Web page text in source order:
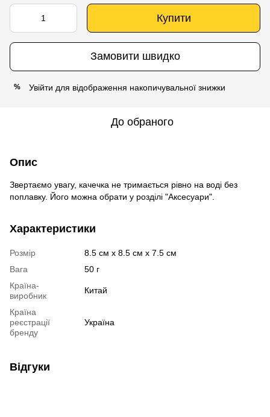
Купити
Замовити швидко
% Увійти для відображення накопичувальної знижки
До обраного
Опис
Звертаємо увагу, качечка не тримається рівно на воді без
поплавку. Його можна обрати у розділі "Аксесуари".
Характеристики
Розмір
8.5 см х 8.5 см х 7.5 см
Вага
50 г
Країна-
виробник
Китай
Країна
реєстрації
бренду
Україна
Відгуки